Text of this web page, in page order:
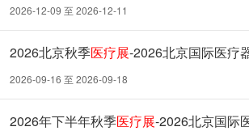
2026-12-09 至 2026-12-11
2026北京秋季医疗展-2026北京国际医疗
2026-09-16 至 2026-09-18
2026年下半年秋季医疗展-2026北京国际